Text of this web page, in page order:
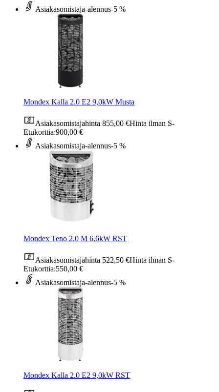
Asiakasomistaja-alennus-5 %
Mondex Kalla 2.0 E2 9,0kW Musta
Asiakasomistajahinta 855,00 €Hinta ilman S-
Etukorttia:900,00 €
Asiakasomistaja-alennus-5 %
Mondex Teno 2.0 M 6,6kW RST
Asiakasomistajahinta 522,50 €Hinta ilman S-
Etukorttia:550,00 €
Asiakasomistaja-alennus-5 %
Mondex Kalla 2.0 E2 9,0kW RST